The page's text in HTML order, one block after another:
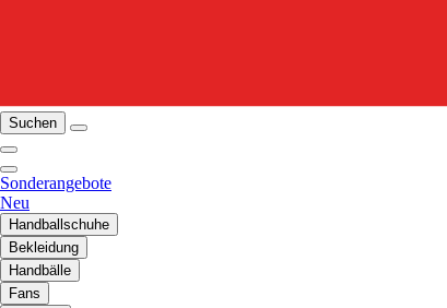
Suchen
Sonderangebote
Neu
Handballschuhe
Bekleidung
Handbälle
Fans